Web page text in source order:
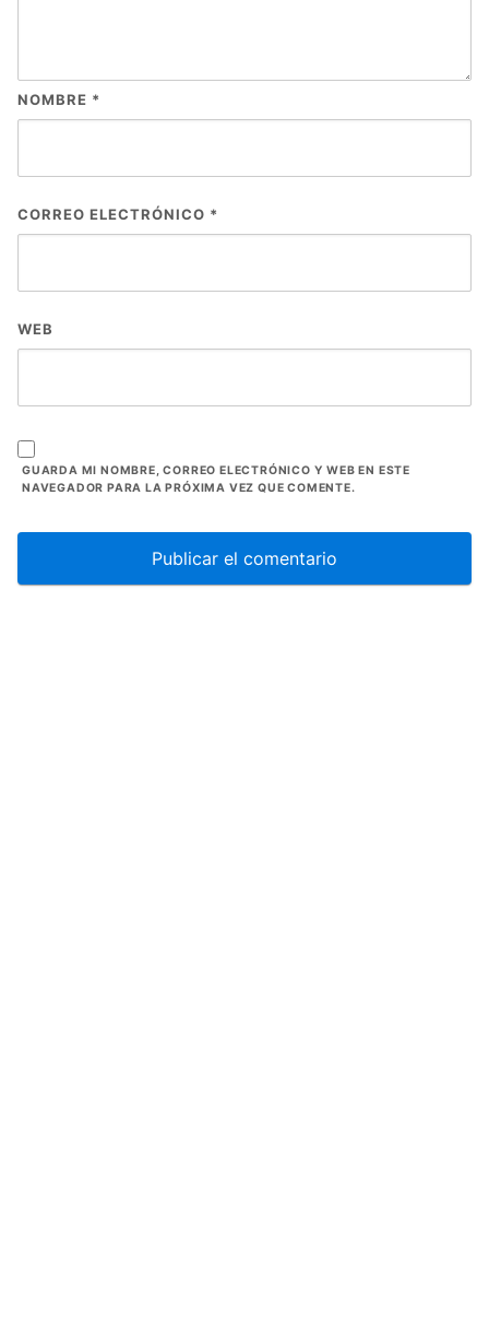
NOMBRE *
CORREO ELECTRÓNICO *
WEB
GUARDA MI NOMBRE, CORREO ELECTRÓNICO Y WEB EN ESTE
NAVEGADOR PARA LA PRÓXIMA VEZ QUE COMENTE.